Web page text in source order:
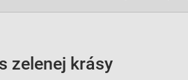
zelenej krásy